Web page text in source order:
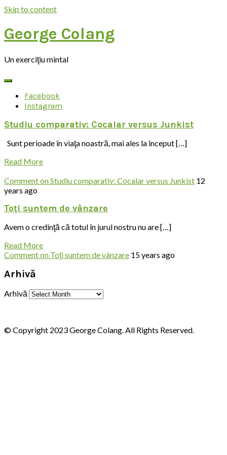
Skip to content
George Colang
Un exerciţiu mintal
Facebook
Instagram
Studiu comparativ: Cocalar versus Junkist
Sunt perioade în viaţa noastră, mai ales la început […]
Read More
Commenton Studiu comparativ: Cocalar versus Junkist 12
years ago
Toţi suntem de vânzare
Avem o credinţă că totul în jurul nostru nu are […]
Read More
Commenton Toţi suntem de vânzare 15 years ago
Arhivă
Arhivă
© Copyright 2023 George Colang. All Rights Reserved.